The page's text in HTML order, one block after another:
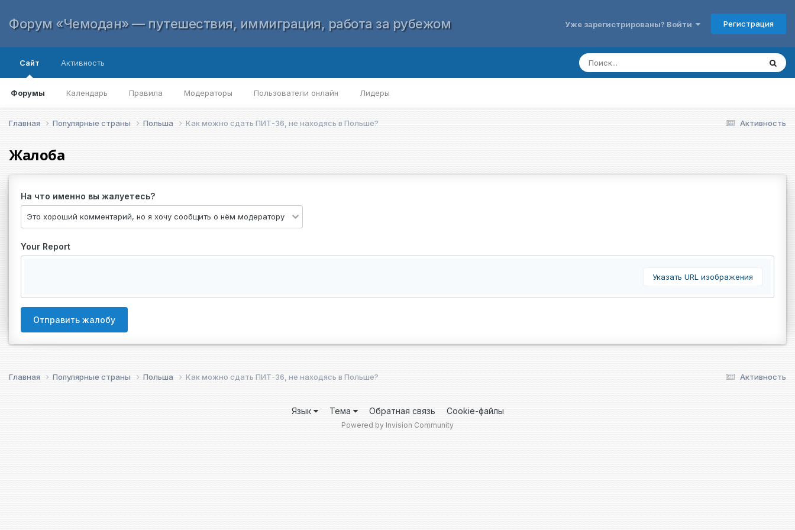
Форум «Чемодан» — путешествия, иммиграция, работа за рубежом Уже зарегистрированы? Войти Регистрация
Сайт
Форумы Календарь Правила Модераторы Пользователи онлайн Лидеры
Активность
Активность
Главная Популярные страны Польша Как можно сдать ПИТ-36, не находясь в Польше?
Жалоба
На что именно вы жалуетесь?
Your Report
Указать URL изображения
Отправить жалобу
Активность
Главная Популярные страны Польша Как можно сдать ПИТ-36, не находясь в Польше?
Язык Тема Обратная связь Cookie-файлы
Powered by Invision Community